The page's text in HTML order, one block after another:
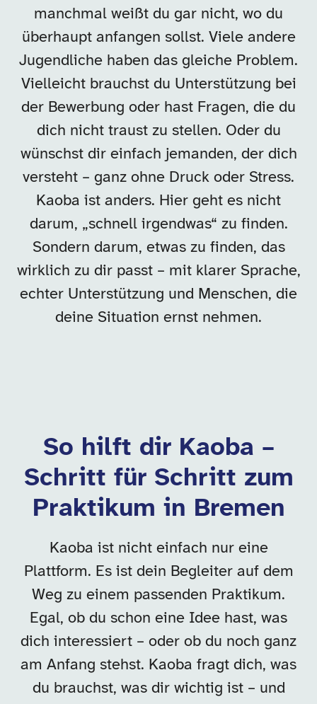
manchmal weißt du gar nicht, wo du
überhaupt anfangen sollst. Viele andere
Jugendliche haben das gleiche Problem.
Vielleicht brauchst du Unterstützung bei
der Bewerbung oder hast Fragen, die du
dich nicht traust zu stellen. Oder du
wünschst dir einfach jemanden, der dich
versteht – ganz ohne Druck oder Stress.
Kaoba ist anders. Hier geht es nicht
darum, „schnell irgendwas“ zu finden.
Sondern darum, etwas zu finden, das
wirklich zu dir passt – mit klarer Sprache,
echter Unterstützung und Menschen, die
deine Situation ernst nehmen.
So hilft dir Kaoba –
Schritt für Schritt zum
Praktikum in Bremen
Kaoba ist nicht einfach nur eine
Plattform. Es ist dein Begleiter auf dem
Weg zu einem passenden Praktikum.
Egal, ob du schon eine Idee hast, was
dich interessiert – oder ob du noch ganz
am Anfang stehst. Kaoba fragt dich, was
du brauchst, was dir wichtig ist – und